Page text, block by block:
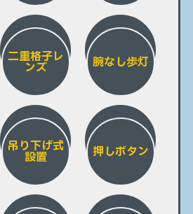
二重格子レ
ンズ 腕なし歩灯
吊り下げ式
設置 押しボタン